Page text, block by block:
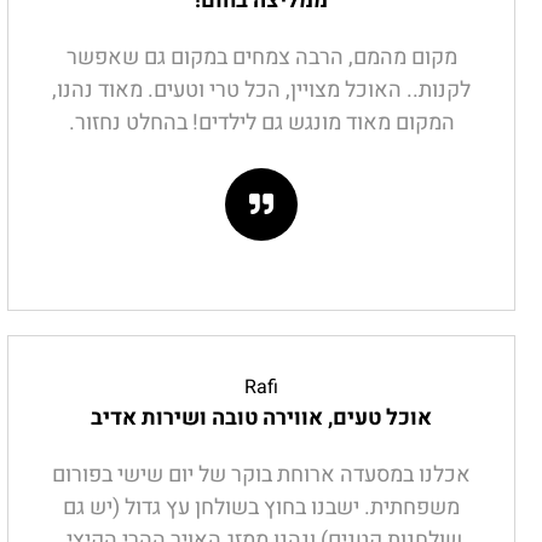
מקום מהמם, הרבה צמחים במקום גם שאפשר
לקנות.. האוכל מצויין, הכל טרי וטעים. מאוד נהנו,
המקום מאוד מונגש גם לילדים! בהחלט נחזור.
Rafi
אוכל טעים, אווירה טובה ושירות אדיב
אכלנו במסעדה ארוחת בוקר של יום שישי בפורום
משפחתית. ישבנו בחוץ בשולחן עץ גדול (יש גם